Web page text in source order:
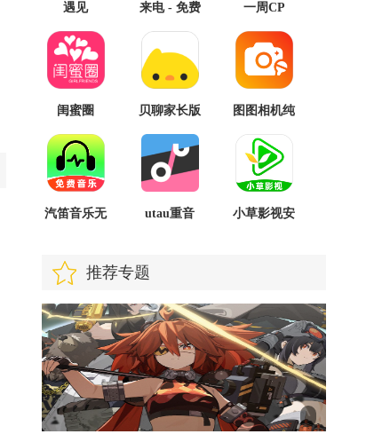
遇见
来电 - 免费
一周CP
闺蜜圈 贝聊家长版
图图相机纯
汽笛音乐无
utau重音
小草影视安
推荐专题